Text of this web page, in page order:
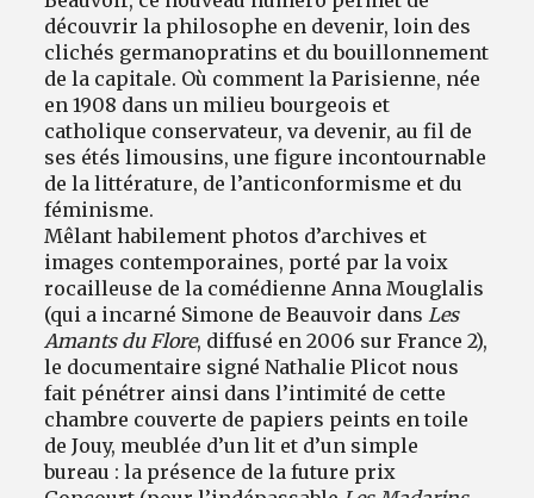
découvrir la philosophe en devenir, loin des
clichés germanopratins et du bouillonnement
de la capitale. Où comment la Parisienne, née
en 1908 dans un milieu bourgeois et
catholique conservateur, va devenir, au fil de
ses étés limousins, une figure incontournable
de la littérature, de l’anticonformisme et du
féminisme.
Mêlant habilement photos d’archives et
images contemporaines, porté par la voix
rocailleuse de la comédienne Anna Mouglalis
(qui a incarné Simone de Beauvoir dansLes
Amants du Flore, diffusé en 2006 sur France 2),
le documentaire signé Nathalie Plicot nous
fait pénétrer ainsi dans l’intimité de cette
chambre couverte de papiers peints en toile
de Jouy, meublée d’un lit et d’un simple
bureau : la présence de la future prix